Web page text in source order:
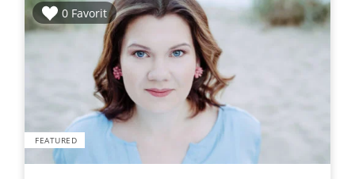
0 Favorit
FEATURED